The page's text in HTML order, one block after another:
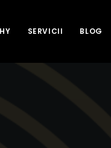
SERVICII BLOG